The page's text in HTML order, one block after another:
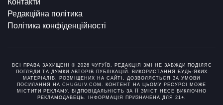
Контакти
Редакційна політика
Політика конфіденційності
ВСІ ПРАВА ЗАХИЩЕНІ © 2026 ЧУГУЇВ. РЕДАКЦІЯ ЗМІ НЕ ЗАВЖДИ ПОДІЛЯЄ
ПОГЛЯДИ ТА ДУМКИ АВТОРІВ ПУБЛІКАЦІЙ. ВИКОРИСТАННЯ БУДЬ-ЯКИХ
МАТЕРІАЛІВ, РОЗМІЩЕНИХ НА САЙТІ, ДОЗВОЛЯЄТЬСЯ ЗА УМОВИ
ПОСИЛАННЯ НА CHUGUIV.COM. КОНТЕНТ НА ЦЬОМУ РЕСУРСІ МОЖЕ
МІСТИТИ РЕКЛАМУ. ВІДПОВІДАЛЬНІСТЬ ЗА ЇЇ ЗМІСТ НЕСЕ ВИКЛЮЧНО
РЕКЛАМОДАВЕЦЬ. ІНФОРМАЦІЯ ПРИЗНАЧЕНА ДЛЯ 21+.